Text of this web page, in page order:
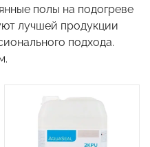
полы на подогреве
лучшей продукции
подхода.